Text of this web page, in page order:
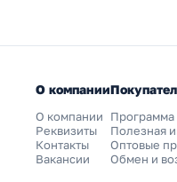
О компании
О компании
Реквизиты
Контакты
Вакансии
Программа
Полезная
Оптовые
Обмен и